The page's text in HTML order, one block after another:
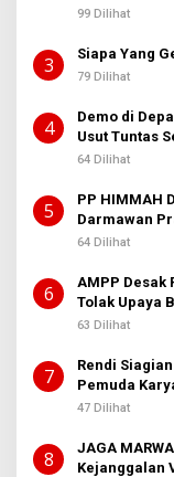
99 Dilihat
3 Siapa Yang
79 Dilihat
4
Demo di
Usut Tuntas
64 Dilihat
5
PP HIMMAH
Darmawan
64 Dilihat
6
AMPP Desak
Tolak Upaya
63 Dilihat
7
Rendi
Pemuda
Sembiring
47 Dilihat
8
JAGA
Kejanggalan